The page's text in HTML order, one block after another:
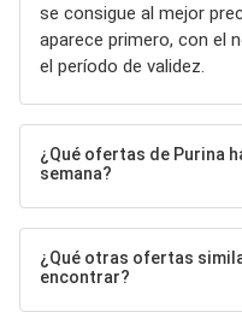
se consigue al mejor
aparece primero, con el
el período de validez.
¿Qué ofertas de Purina
semana?
¿Qué otras ofertas
encontrar?